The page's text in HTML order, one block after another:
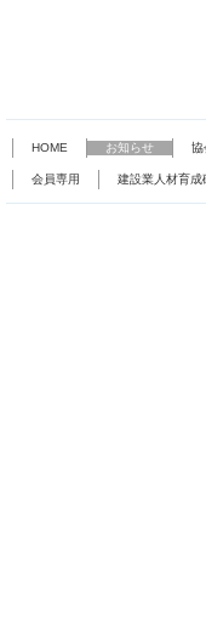
HOME お知らせ 協
会員専用 建設業人材育成